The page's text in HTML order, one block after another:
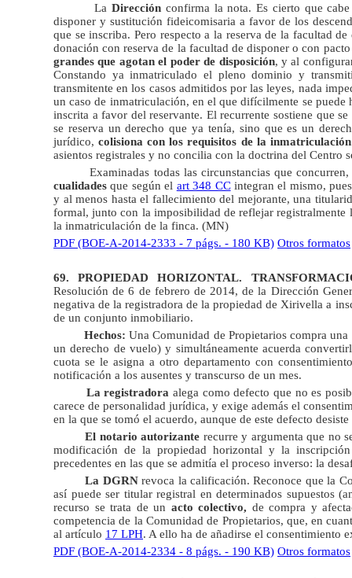
La Direcciónconfirma la nota. Es cierto que
disponer y sustitución fideicomisaria a favor de los
que se inscriba. Pero respecto a la reserva de la facultad
donación con reserva de la facultad de disponer o con
grandes que agotan el poder de disposición, y al
Constando ya inmatriculado el pleno dominio y
transmitente en los casos admitidos por las leyes, nada
un caso de inmatriculación, en el que difícilmente se
inscrita a favor del reservante. El recurrente sostiene que
se reserva un derecho que ya tenía, sino que es un
jurídico,colisiona con los requisitos de la
asientos registrales y no concilia con la doctrina del
Examinadas todas las circunstancias que
cualidadesque según el art 348 CCintegran el mismo,
y al menos hasta el fallecimiento del mejorante, una
formal, junto con la imposibilidad de reflejar registralmente
la inmatriculación de la finca. (MN)
PDF (BOE-A-2014-2333 - 7 págs. - 180 KB) Otros formatos
69. PROPIEDAD HORIZONTAL.
Resolución de 6 de febrero de 2014, de la Dirección
negativa de la registradora de la propiedad de Xirivella a
de un conjunto inmobiliario.
Hechos: Una Comunidad de Propietarios compra
un derecho de vuelo) y simultáneamente acuerda
cuota se le asigna a otro departamento con
notificación a los ausentes y transcurso de un mes.
La registradora alega como defecto que no es
carece de personalidad jurídica, y exige además el
en la que se tomó el acuerdo, aunque de este defecto
El notario autorizante recurre y argumenta que no
modificación de la propiedad horizontal y la
precedentes en las que se admitía el proceso inverso: la
La DGRNrevoca la calificación. Reconoce que la
así puede ser titular registral en determinados supuestos
recurso se trata de un acto colectivo, de compra y
competencia de la Comunidad de Propietarios, que, en
al artículo 17 LPH. A ello ha de añadirse el consentimiento
PDF (BOE-A-2014-2334 - 8 págs. - 190 KB) Otros formatos